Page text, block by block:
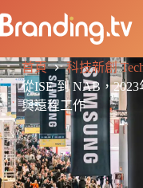
首頁
科技新創
從ISE 到 NAB，
與遠程工作